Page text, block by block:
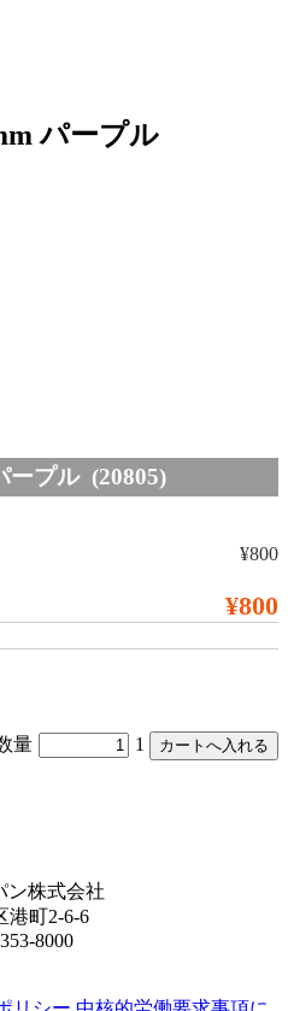
パープル
ープル (20805)
¥800
¥800
量
1
ン株式会社
港町2-6-6
8000